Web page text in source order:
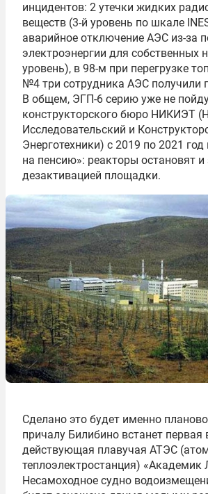
инцидентов: 2 утечки жидких
веществ (3-й уровень по шкале
аварийное отключение АЭС из-за
электроэнергии для собственных
уровень), в 98-м при перегрузке
№4 три сотрудника АЭС получили
В общем, ЭГП-6 серию уже не
конструкторского бюро НИКИЭТ
Исследовательский и
Энерготехники) с 2019 по 2021
на пенсию»: реакторы остановят и
дезактивацией площадки.
Сделано это будет именно
причалу Билибино встанет первая
действующая плавучая АТЭС
теплоэлектростанция) «Академик
Несамоходное судно